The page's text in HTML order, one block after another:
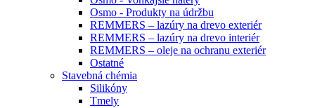
Osmo - Produkty na údržbu
REMMERS – lazúry na drevo exteriér
REMMERS – lazúry na drevo interiér
REMMERS – oleje na ochranu exteriér
Ostatné
Stavebná chémia
Silikóny
Tmely